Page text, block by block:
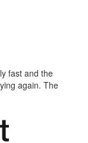
fast and the
again. The